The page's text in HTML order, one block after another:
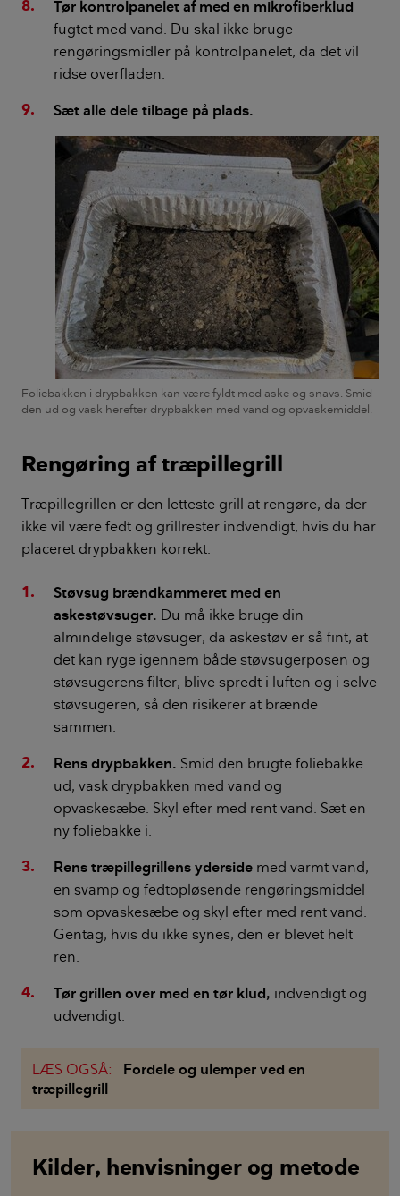
Tør kontrolpanelet af med en mikrofiberklud
fugtet med vand. Du skal ikke bruge
rengøringsmidler på kontrolpanelet, da det vil
ridse overfladen.
Sæt alle dele tilbage på plads.
Foliebakken i drypbakken kan være fyldt med aske og snavs. Smid
den ud og vask herefter drypbakken med vand og opvaskemiddel.
Rengøring af træpillegrill
Træpillegrillen er den letteste grill at rengøre, da der
ikke vil være fedt og grillrester indvendigt, hvis du har
placeret drypbakken korrekt.
Støvsug brændkammeret med en
askestøvsuger. Du må ikke bruge din
almindelige støvsuger, da askestøv er så fint, at
det kan ryge igennem både støvsugerposen og
støvsugerens filter, blive spredt i luften og i selve
støvsugeren, så den risikerer at brænde
sammen.
Rens drypbakken. Smid den brugte foliebakke
ud, vask drypbakken med vand og
opvaskesæbe. Skyl efter med rent vand. Sæt en
ny foliebakke i.
Rens træpillegrillens yderside med varmt vand,
en svamp og fedtopløsende rengøringsmiddel
som opvaskesæbe og skyl efter med rent vand.
Gentag, hvis du ikke synes, den er blevet helt
ren.
Tør grillen over med en tør klud, indvendigt og
udvendigt.
LÆS OGSÅ:
Fordele og ulemper ved en
træpillegrill
Kilder, henvisninger og metode